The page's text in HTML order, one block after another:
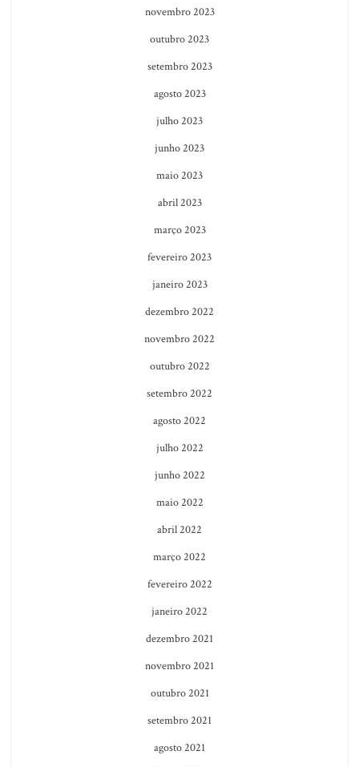
novembro 2023
outubro 2023
setembro 2023
agosto 2023
julho 2023
junho 2023
maio 2023
abril 2023
março 2023
fevereiro 2023
janeiro 2023
dezembro 2022
novembro 2022
outubro 2022
setembro 2022
agosto 2022
julho 2022
junho 2022
maio 2022
abril 2022
março 2022
fevereiro 2022
janeiro 2022
dezembro 2021
novembro 2021
outubro 2021
setembro 2021
agosto 2021